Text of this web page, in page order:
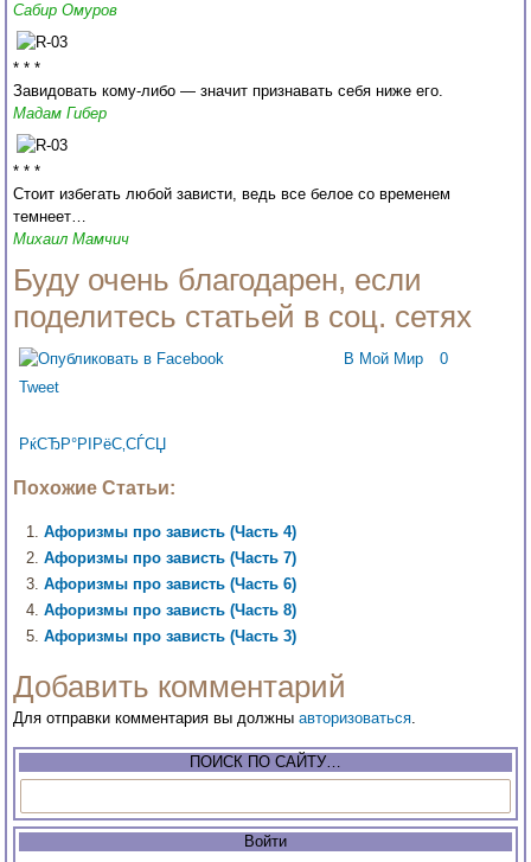
Сабир Омуров
* * *
Завидовать кому-либо — значит признавать себя ниже его.
Мадам Гибер
* * *
Стоит избегать любой зависти, ведь все белое со временем
темнеет…
Михаил Мамчич
Буду очень благодарен, если
поделитесь статьей в соц. сетях
В Мой Мир
0
Tweet
РќСЂР°РІРёС‚СЃСЏ
Похожие Статьи:
Афоризмы про зависть (Часть 4)
Афоризмы про зависть (Часть 7)
Афоризмы про зависть (Часть 6)
Афоризмы про зависть (Часть 8)
Афоризмы про зависть (Часть 3)
Добавить комментарий
Для отправки комментария вы должныавторизоваться.
ПОИСК ПО САЙТУ…
Войти